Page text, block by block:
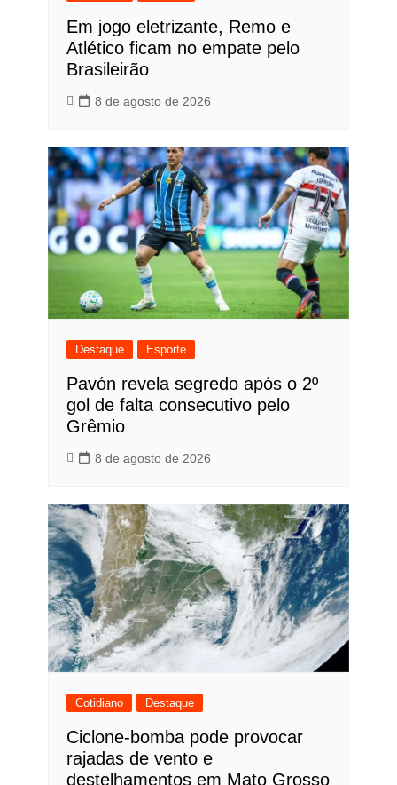
Em jogo eletrizante, Remo e
Atlético ficam no empate pelo
Brasileirão
8 de agosto de 2026
Destaque Esporte
Pavón revela segredo após o 2º
gol de falta consecutivo pelo
Grêmio
8 de agosto de 2026
Cotidiano Destaque
Ciclone-bomba pode provocar
rajadas de vento e
destelhamentos em Mato Grosso